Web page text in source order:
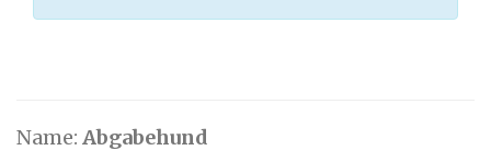
Name: Abgabehund